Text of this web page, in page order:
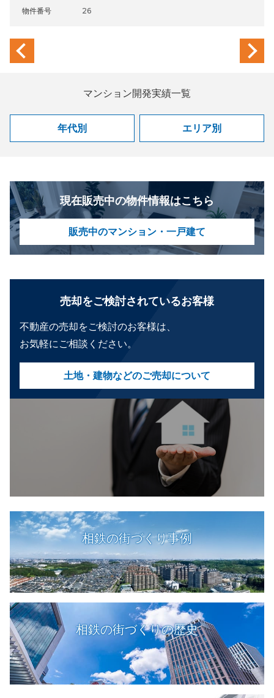
物件番号 26
マンション開発実績一覧
年代別 エリア別
現在販売中の物件情報はこちら
販売中のマンション・一戸建て
売却をご検討されているお客様
不動産の売却をご検討のお客様は、
お気軽にご相談ください。
土地・建物などのご売却について
相鉄の街づくり事例
相鉄の街づくりの歴史